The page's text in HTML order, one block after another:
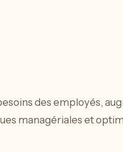
des employés,
managériales et